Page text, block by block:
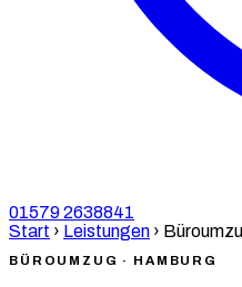
01579 2638841
Start › Leistungen ›
BÜROUMZUG · HAMBURG